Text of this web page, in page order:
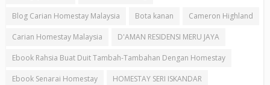
Blog Carian Homestay Malaysia Bota kanan Cameron Highland
Carian Homestay Malaysia D'AMAN RESIDENSI MERU JAYA
Ebook Rahsia Buat Duit Tambah-Tambahan Dengan Homestay
Ebook Senarai Homestay HOMESTAY SERI ISKANDAR